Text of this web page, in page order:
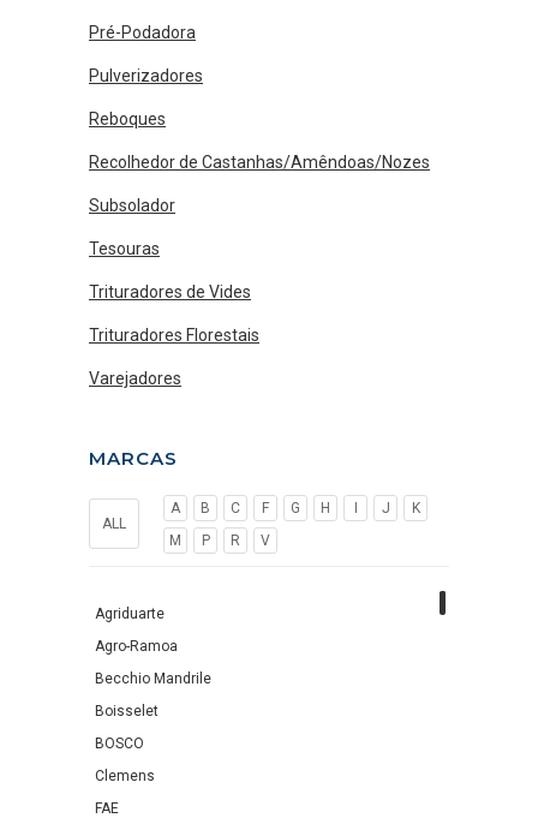
Pré-Podadora
Pulverizadores
Reboques
Recolhedor de Castanhas/Amêndoas/Nozes
Subsolador
Tesouras
Trituradores de Vides
Trituradores Florestais
Varejadores
MARCAS
ALL
A B C F G H J
K
M
P R V
Agriduarte
Agro-Ramoa
Becchio Mandrile
Boisselet
BOSCO
Clemens
FAE